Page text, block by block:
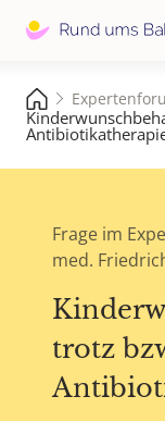
Frage im
med.
trotz